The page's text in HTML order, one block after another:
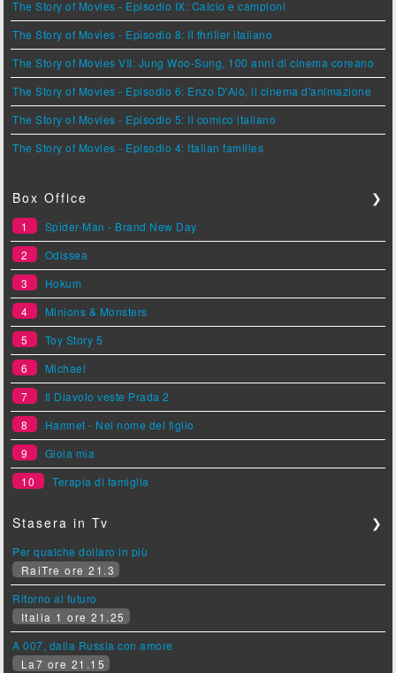
The Story of Movies - Episodio IX: Calcio e campioni
The Story of Movies - Episodio 8: Il thriller italiano
The Story of Movies VII: Jung Woo-Sung, 100 anni di cinema coreano
The Story of Movies - Episodio 6: Enzo D'Alò, il cinema d'animazione
The Story of Movies - Episodio 5: Il comico italiano
The Story of Movies - Episodio 4: Italian families
Box Office ❯
1
Spider-Man - Brand New Day
2
Odissea
3
Hokum
4
Minions & Monsters
5
Toy Story 5
6
Michael
7
Il Diavolo veste Prada 2
8
Hamnet - Nel nome del figlio
9
Gioia mia
10
Terapia di famiglia
Stasera in Tv ❯
Per qualche dollaro in più
RaiTre ore 21.3
Ritorno al futuro
Italia 1 ore 21.25
A 007, dalla Russia con amore
La7 ore 21.15